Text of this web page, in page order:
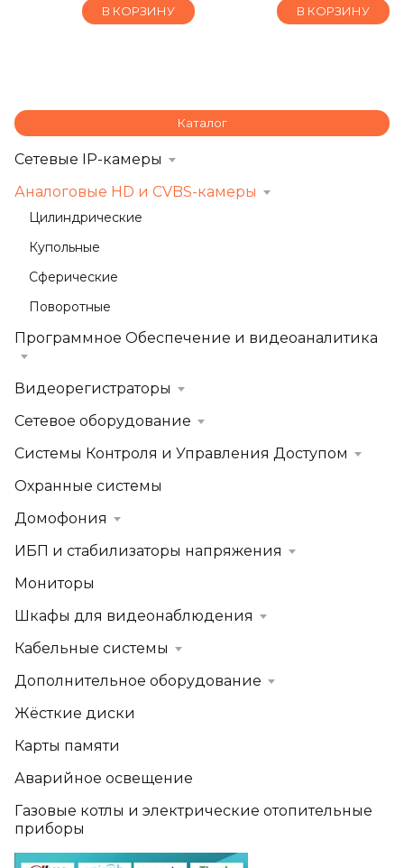
В КОРЗИНУ В КОРЗИНУ
Каталог
Сетевые IP-камеры
Аналоговые HD и CVBS-камеры
Цилиндрические
Купольные
Сферические
Поворотные
Программное Обеспечение и видеоаналитика
Видеорегистраторы
Сетевое оборудование
Системы Контроля и Управления Доступом
Охранные системы
Домофония
ИБП и стабилизаторы напряжения
Мониторы
Шкафы для видеонаблюдения
Кабельные системы
Дополнительное оборудование
Жёсткие диски
Карты памяти
Аварийное освещение
Газовые котлы и электрические отопительные
приборы